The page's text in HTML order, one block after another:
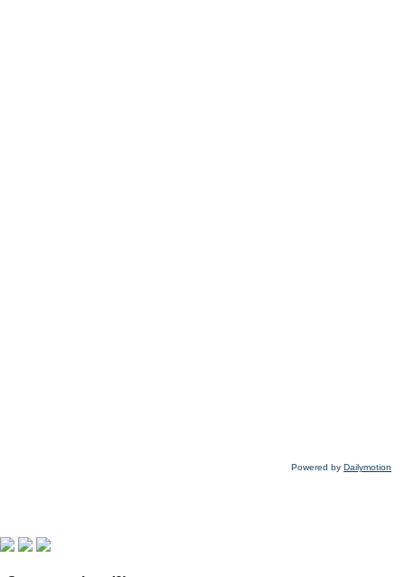
Powered by Dailymotion